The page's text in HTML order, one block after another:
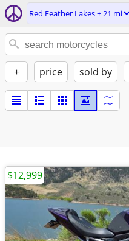
Red Feather Lakes ± 21 mi
+ price sold by
$12,999